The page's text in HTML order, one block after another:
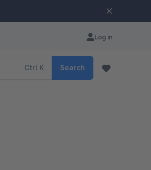
Log in
Ctrl K Search